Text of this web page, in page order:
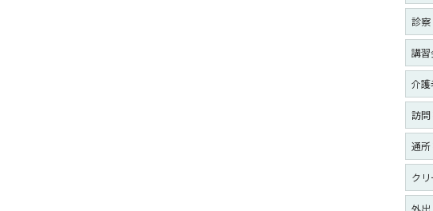
診察
講習
介
訪問
通所
ク
外出